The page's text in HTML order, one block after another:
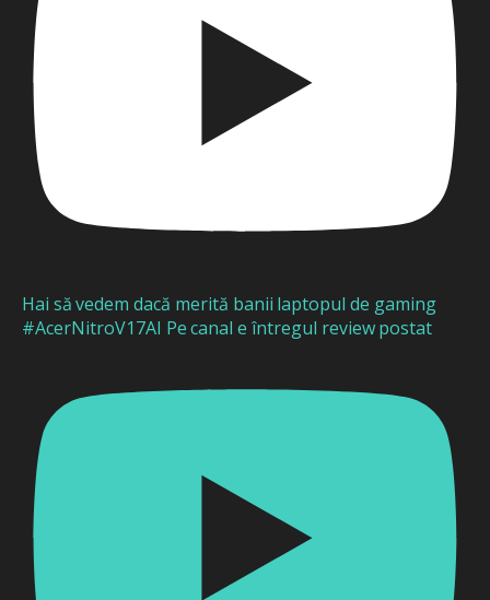
Hai să vedem dacă merită banii laptopul de gaming
#AcerNitroV17AI Pe canal e întregul review postat